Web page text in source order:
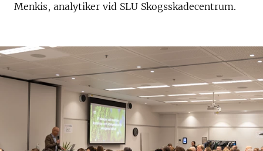
Menkis, analytiker vid SLU Skogsskadecentrum.